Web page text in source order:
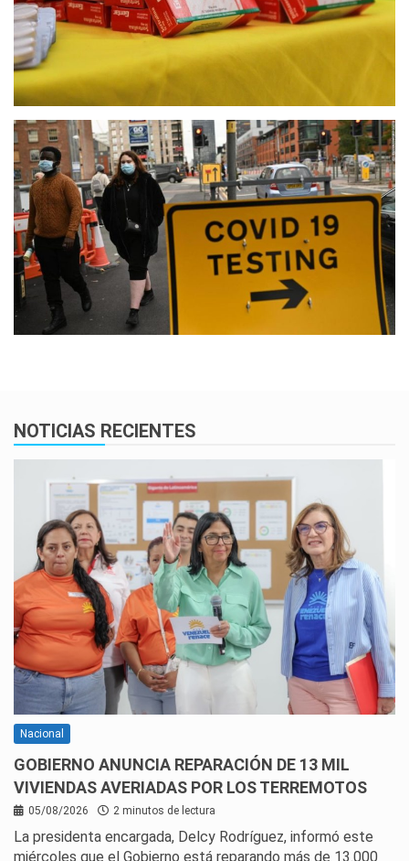
NOTICIAS RECIENTES
Nacional
GOBIERNO ANUNCIA REPARACIÓN DE 13 MIL
VIVIENDAS AVERIADAS POR LOS TERREMOTOS
05/08/2026 2 minutos de lectura
La presidenta encargada, Delcy Rodríguez, informó este
miércoles que el Gobierno está reparando más de 13.000